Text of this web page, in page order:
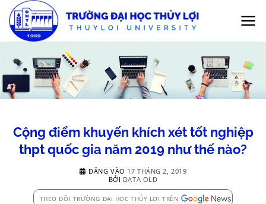
qua
nội
Cộng điểm khuyến khích xét tốt nghiệp
thpt quốc gia năm 2019 như thế nào?
ĐĂNG VÀO 17 THÁNG 2, 2019
BỞI DATA OLD
THEO DÕI TRƯỜNG ĐẠI HỌC THỦY LỢI TRÊN